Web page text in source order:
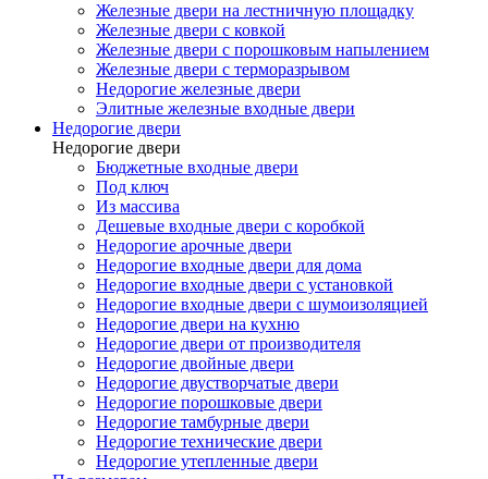
Железные двери на лестничную площадку
Железные двери с ковкой
Железные двери с порошковым напылением
Железные двери с терморазрывом
Недорогие железные двери
Элитные железные входные двери
Недорогие двери
Недорогие двери
Бюджетные входные двери
Под ключ
Из массива
Дешевые входные двери с коробкой
Недорогие арочные двери
Недорогие входные двери для дома
Недорогие входные двери с установкой
Недорогие входные двери с шумоизоляцией
Недорогие двери на кухню
Недорогие двери от производителя
Недорогие двойные двери
Недорогие двустворчатые двери
Недорогие порошковые двери
Недорогие тамбурные двери
Недорогие технические двери
Недорогие утепленные двери